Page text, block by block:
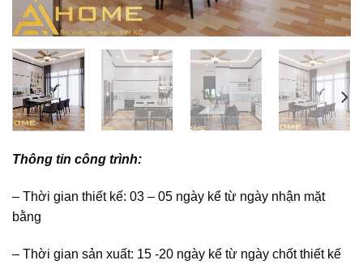
Thông tin công trình:
– Thời gian thiết kế: 03 – 05 ngày kể từ ngày nhận mặt
bằng
– Thời gian sản xuất: 15 -20 ngày kể từ ngày chốt thiết kế